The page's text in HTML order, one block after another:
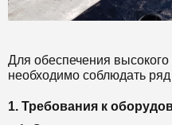
Для обеспечения
необходимо соблюдать
1. Требования к